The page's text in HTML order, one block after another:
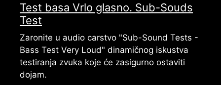
Test basa Vrlo glasno. Sub-Souds
Test
Zaronite u audio carstvo "Sub-Sound Tests -
Bass Test Very Loud" dinamičnog iskustva
testiranja zvuka koje će zasigurno ostaviti
dojam.